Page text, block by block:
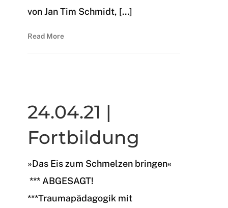
von Jan Tim Schmidt, […]
Read More
24.04.21 |
Fortbildung
»Das Eis zum Schmelzen bringen«
*** ABGESAGT!
***Traumapädagogik mit